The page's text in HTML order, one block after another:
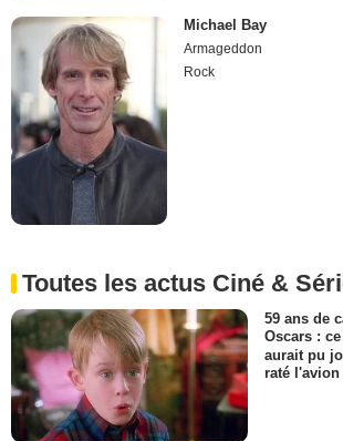
Michael Bay
Armageddon
Rock
Toutes les actus Ciné &
59 ans de
Oscars :
aurait pu
raté l'avion